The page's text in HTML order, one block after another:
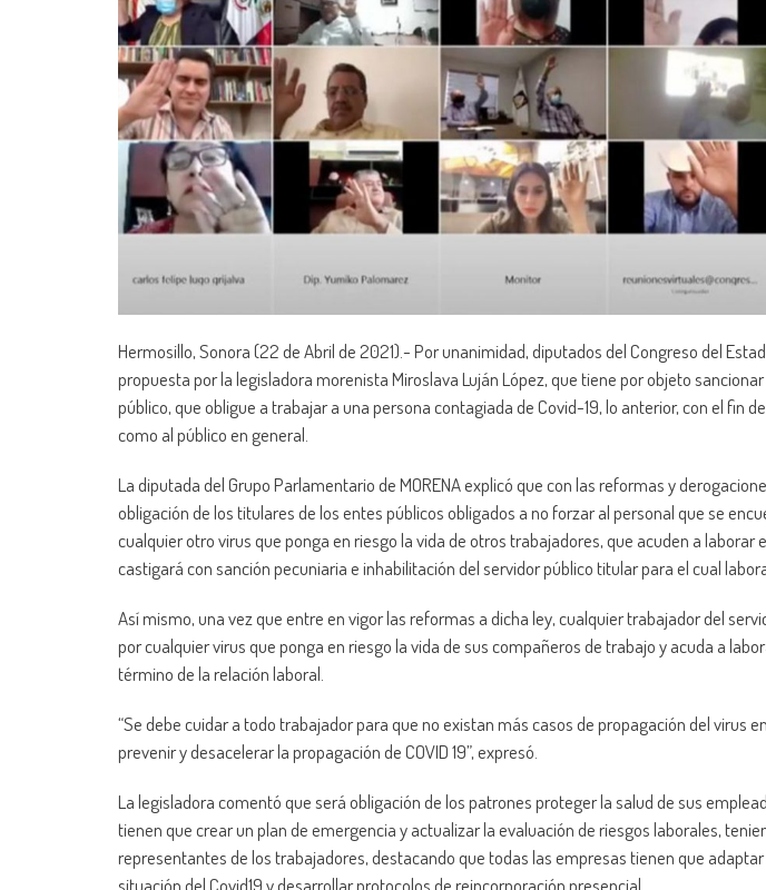
Hermosillo, Sonora (22 de Abril de 2021).- Por unanimidad, diputados del Congreso del
propuesta por la legisladora morenista Miroslava Luján López, que tiene por objeto
público, que obligue a trabajar a una persona contagiada de Covid-19, lo anterior, con el fin
como al público en general.
La diputada del Grupo Parlamentario de MORENA explicó que con las reformas y
obligación de los titulares de los entes públicos obligados a no forzar al personal que se
cualquier otro virus que ponga en riesgo la vida de otros trabajadores, que acuden a laborar
castigará con sanción pecuniaria e inhabilitación del servidor público titular para el cual
Así mismo, una vez que entre en vigor las reformas a dicha ley, cualquier trabajador del
por cualquier virus que ponga en riesgo la vida de sus compañeros de trabajo y acuda a
término de la relación laboral.
“Se debe cuidar a todo trabajador para que no existan más casos de propagación del virus
prevenir y desacelerar la propagación de COVID 19”, expresó.
La legisladora comentó que será obligación de los patrones proteger la salud de sus
tienen que crear un plan de emergencia y actualizar la evaluación de riesgos laborales,
representantes de los trabajadores, destacando que todas las empresas tienen que
situación del Covid19 y desarrollar protocolos de reincorporación presencial.